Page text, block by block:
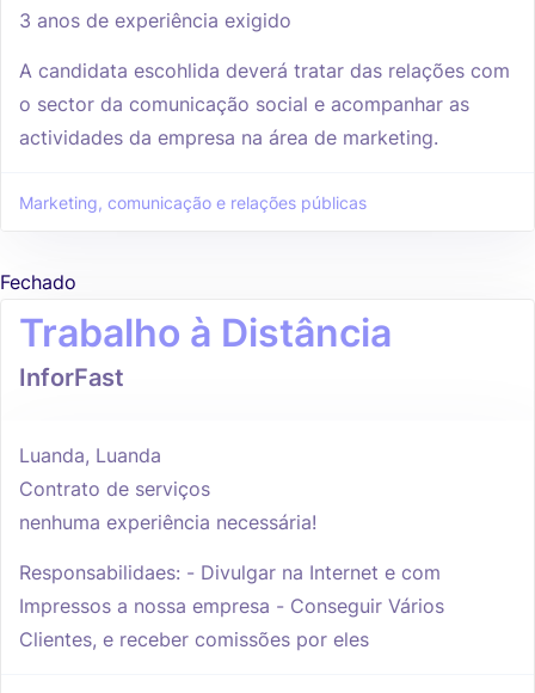
3 anos de experiência exigido
A candidata escohlida deverá tratar das relações com
o sector da comunicação social e acompanhar as
actividades da empresa na área de marketing.
Marketing, comunicação e relações públicas
Fechado
Trabalho à Distância
InforFast
Luanda, Luanda
Contrato de serviços
nenhuma experiência necessária!
Responsabilidaes: - Divulgar na Internet e com
Impressos a nossa empresa - Conseguir Vários
Clientes, e receber comissões por eles